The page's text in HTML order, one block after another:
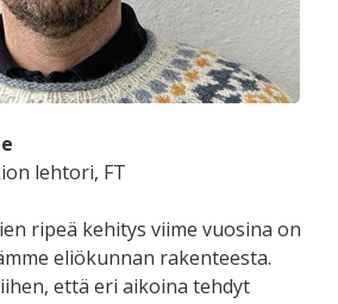
lehtori, FT
ripeä kehitys viime vuosina on
eliökunnan rakenteesta.
että eri aikoina tehdyt